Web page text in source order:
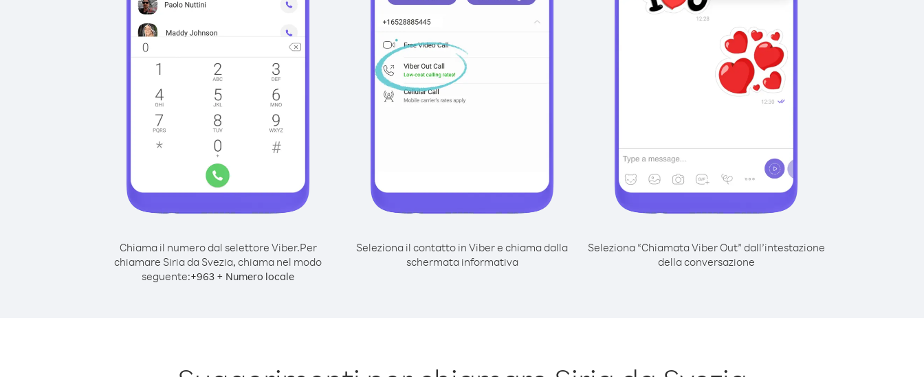
Chiama il numero dal selettore Viber.Per
chiamare Siria da Svezia, chiama nel modo
seguente:+963 + Numero locale
Seleziona il contatto in Viber e chiama dalla
schermata informativa
Seleziona “Chiamata Viber Out” dall’intestazione
della conversazione